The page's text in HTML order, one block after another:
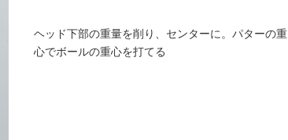
ヘッド下部の重量を削り、センターに。パターの重
心でボールの重心を打てる